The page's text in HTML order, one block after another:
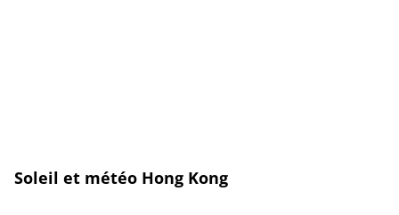
Soleil et météo Hong Kong